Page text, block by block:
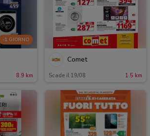
-1 GIORNO
8.9 km
Comet
Scade il 19/08 1.5 km